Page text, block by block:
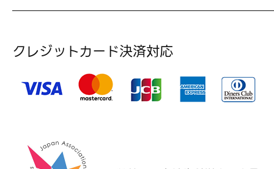
クレジットカード決済対応